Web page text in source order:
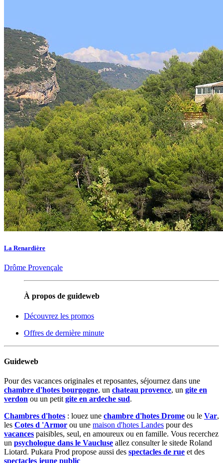
La Renardière
Drôme Provençale
À propos de guideweb
Découvrez les promos
Offres de dernière minute
Guideweb
Pour des vacances originales et reposantes, séjournez dans une
chambre d'hotes bourgogne, un chateau provence, un gite en
verdon ou un petit gite en ardeche sud.
Chambres d'hotes : louez une chambre d'hotes Drome ou le Var,
les Cotes d 'Armor ou une maison d'hotes Landes pour des
vacances paisibles, seul, en amoureux ou en famille. Vous recerchez
un psychologue dans le Vaucluse allez consulter le sitede Roland
Liotard. Pukara Prod propose aussi des spectacles de rue et des
spectacles jeune public